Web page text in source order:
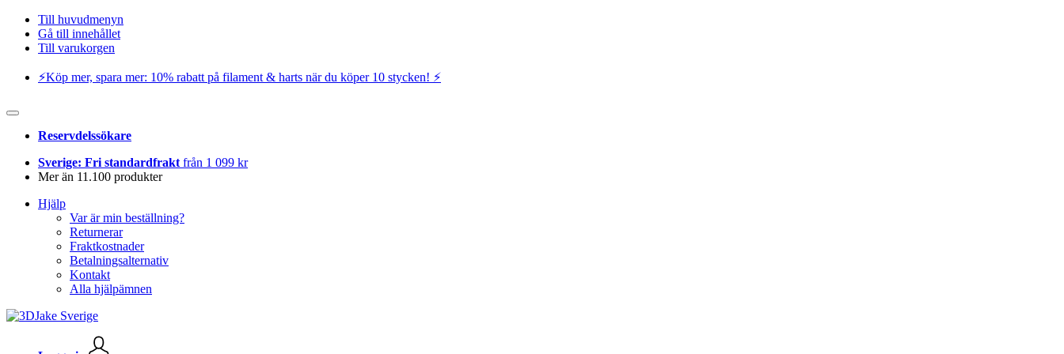
Till huvudmenyn
Gå till innehållet
Till varukorgen
⚡️Köp mer, spara mer: 10% rabatt på filament & harts när du köper 10 stycken! ⚡️
Reservdelssökare
Sverige: Fri standardfrakt från 1 099 kr
Mer än 11.100 produkter
Hjälp
Var är min beställning?
Returnerar
Fraktkostnader
Betalningsalternativ
Kontakt
Alla hjälpämnen